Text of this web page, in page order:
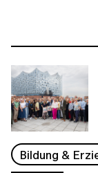
Bildung &